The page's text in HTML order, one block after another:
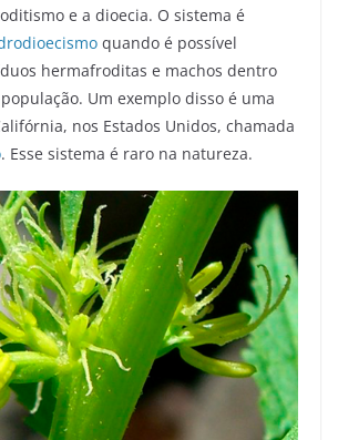
e a dioecia. O sistema é
quando é possível
hermafroditas e machos dentro
Um exemplo disso é uma
nos Estados Unidos, chamada
. Esse sistema é raro na natureza.